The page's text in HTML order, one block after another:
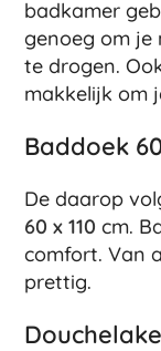
badkamer
genoeg om je
te drogen.
makkelijk om
Baddoek
De daarop
60 x 110 cm.
comfort. Van
prettig.
We gebruiken